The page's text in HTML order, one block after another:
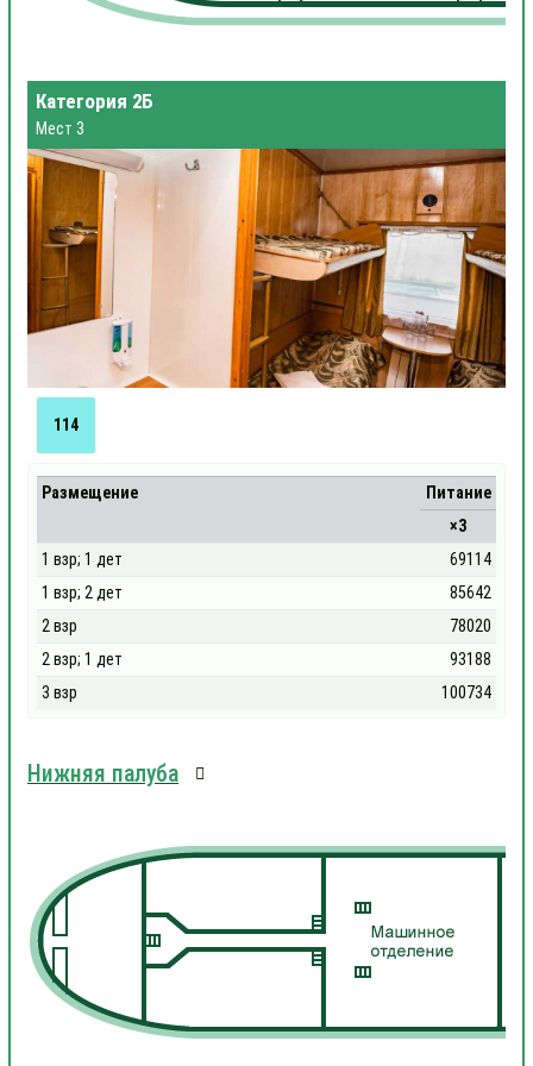
Категория 2Б
Мест 3
114
Размещение
Питание
×3
1 взр; 1 дет
69114
1 взр; 2 дет
85642
2 взр
78020
2 взр; 1 дет
93188
3 взр
100734
Нижняя палуба